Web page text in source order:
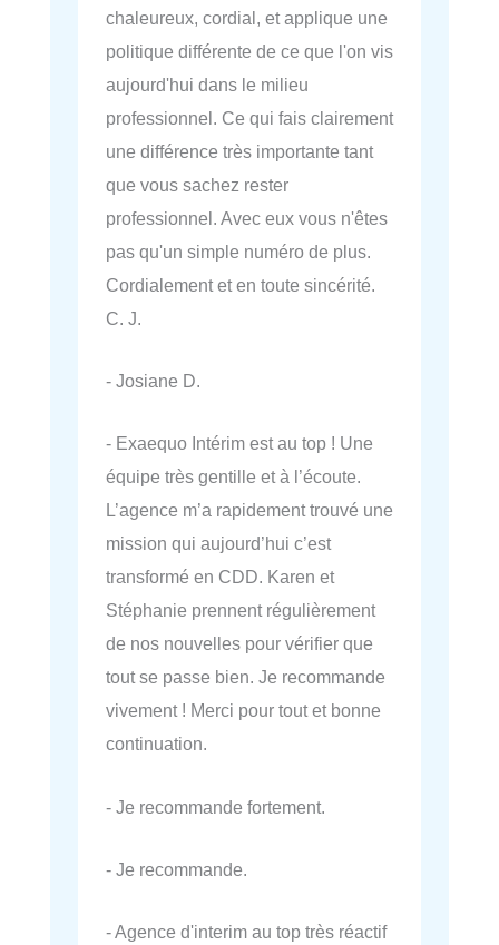
chaleureux, cordial, et applique une
politique différente de ce que l'on vis
aujourd'hui dans le milieu
professionnel. Ce qui fais clairement
une différence très importante tant
que vous sachez rester
professionnel. Avec eux vous n'êtes
pas qu'un simple numéro de plus.
Cordialement et en toute sincérité.
C. J.
- Josiane D.
- Exaequo Intérim est au top ! Une
équipe très gentille et à l’écoute.
L’agence m’a rapidement trouvé une
mission qui aujourd’hui c’est
transformé en CDD. Karen et
Stéphanie prennent régulièrement
de nos nouvelles pour vérifier que
tout se passe bien. Je recommande
vivement ! Merci pour tout et bonne
continuation.
- Je recommande fortement.
- Je recommande.
- Agence d'interim au top très réactif